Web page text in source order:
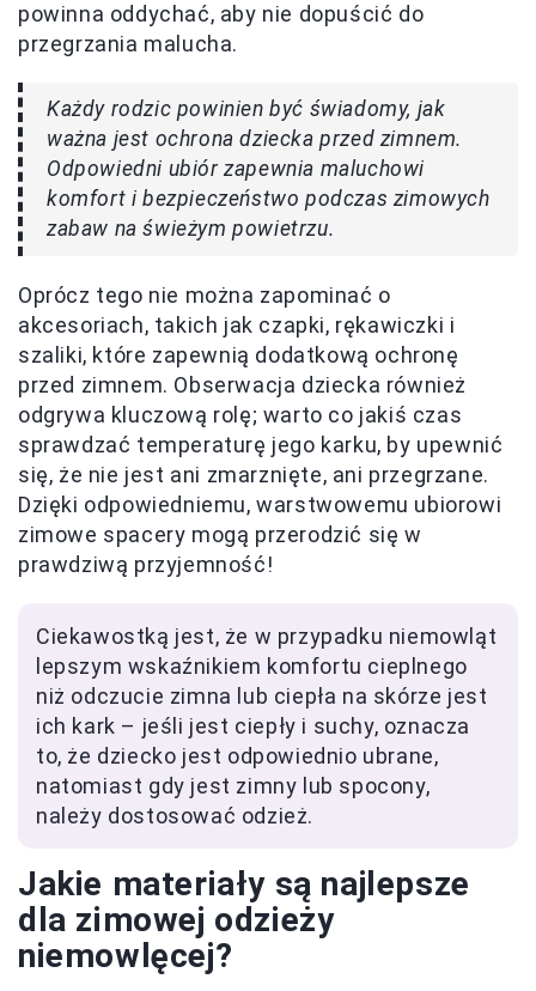
powinna oddychać, aby nie dopuścić do
przegrzania malucha.
Każdy rodzic powinien być świadomy, jak
ważna jest ochrona dziecka przed zimnem.
Odpowiedni ubiór zapewnia maluchowi
komfort i bezpieczeństwo podczas zimowych
zabaw na świeżym powietrzu.
Oprócz tego nie można zapominać o
akcesoriach, takich jak czapki, rękawiczki i
szaliki, które zapewnią dodatkową ochronę
przed zimnem. Obserwacja dziecka również
odgrywa kluczową rolę; warto co jakiś czas
sprawdzać temperaturę jego karku, by upewnić
się, że nie jest ani zmarznięte, ani przegrzane.
Dzięki odpowiedniemu, warstwowemu ubiorowi
zimowe spacery mogą przerodzić się w
prawdziwą przyjemność!
Ciekawostką jest, że w przypadku niemowląt
lepszym wskaźnikiem komfortu cieplnego
niż odczucie zimna lub ciepła na skórze jest
ich kark – jeśli jest ciepły i suchy, oznacza
to, że dziecko jest odpowiednio ubrane,
natomiast gdy jest zimny lub spocony,
należy dostosować odzież.
Jakie materiały są najlepsze
dla zimowej odzieży
niemowlęcej?